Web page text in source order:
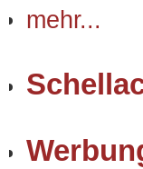
mehr...